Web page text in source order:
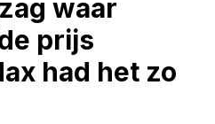
waar
prijs
had het zo